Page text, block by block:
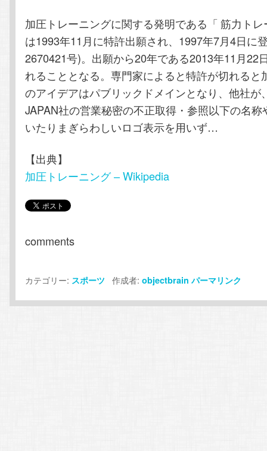
加圧トレーニングに関する発明である「 筋力ト
は1993年11月に特許出願され、1997年7月4日に
2670421号)。出願から20年である2013年11月22
れることとなる。専門家によると特許が切れると
のアイデアはパブリックドメインとなり、他社が
JAPAN社の営業秘密の不正取得・参照以下の名
いたりまぎらわしいロゴ表示を用いず…
【出典】
加圧トレーニング – Wikipedia
comments
カテゴリー: スポーツ 作成者:objectbrain パーマリンク